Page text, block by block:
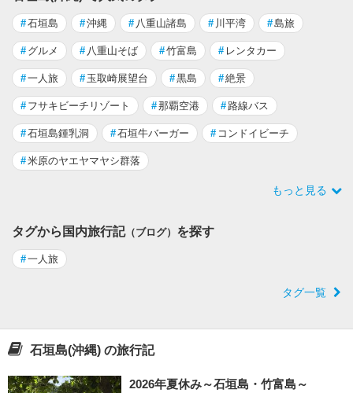
#石垣島 #沖縄 # 八重山諸島 # 川平湾 #島旅
# グルメ # 八重山そば #竹富島 # レンタカー
#一人旅 # 玉取崎展望台 #黒島 #絶景
# フサキビーチリゾート #那覇空港 # 路線バス
#石垣島鍾乳洞 #石垣牛バーガー # コンドイビーチ
#米原のヤエヤマヤシ群落
もっと見る
タグから国内旅行記（ブログ） を探す
#一人旅
タグ一覧
石垣島(沖縄) の旅行記
2026年夏休み～石垣島・竹富島～